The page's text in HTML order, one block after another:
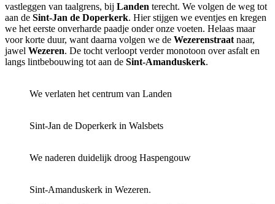
vastleggen van taalgrens, bij Landen terecht. We volgen de weg tot
aan de Sint-Jan de Doperkerk. Hier stijgen we eventjes en kregen
we het eerste onverharde paadje onder onze voeten. Helaas maar
voor korte duur, want daarna volgen we de Wezerenstraat naar,
jawel Wezeren. De tocht verloopt verder monotoon over asfalt en
langs lintbebouwing tot aan de Sint-Amanduskerk.
We verlaten het centrum van Landen
Sint-Jan de Doperkerk in Walsbets
We naderen duidelijk droog Haspengouw
Sint-Amanduskerk in Wezeren.